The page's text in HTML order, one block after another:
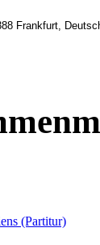
Frankfurt,
(Partitur)